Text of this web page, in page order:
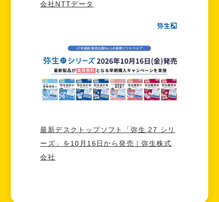
会社NTTデータ
最新デスクトップソフト「弥生 27 シリ
ーズ」を10月16日から発売｜弥生株式
会社